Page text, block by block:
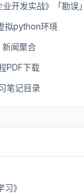
开发实战》「勘误」
拟python环境
闻聚合
PDF下载
笔记目录
》